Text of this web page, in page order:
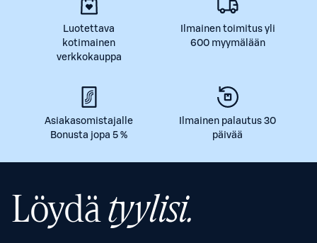
Luotettava
kotimainen
verkkokauppa
Ilmainen toimitus yli
600 myymälään
Asiakasomistajalle
Bonusta jopa 5 %
Ilmainen palautus 30
päivää
Löydätyylisi.